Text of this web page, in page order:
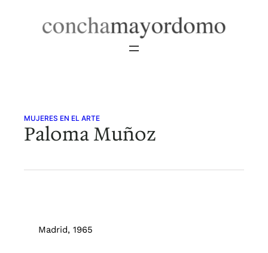
MUJERES EN EL ARTE
Paloma Muñoz
Madrid, 1965